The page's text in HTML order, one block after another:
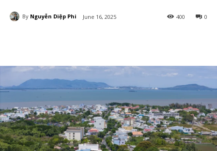
By Nguyễn Diệp Phi June 16, 2025 0
400